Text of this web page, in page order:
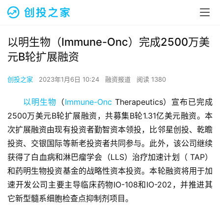
以明生物（Immune-Onc）完成2500万美
元B轮扩展融资
创投之家 2023年1月6日 10:24 融资报道 阅读 1380
以明生物 （Immune-Onc Therapeutics）宣布已完成
2500万美元B轮扩展融资，共募集B轮1.31亿美元融资。本
次扩展融资由现有投资者勤智资本领投，比邻星创投、乾瞻
投资、交银国际等新老投资者共同参与。此外，该公司继续
获得了白血病和淋巴瘤学会（LLS）治疗加速计划（ TAP）
和药明生物投资基金的战略性资本投资。本轮融资将用于加
速开发公司主要主导临床药物IO-108和IO-202，并推进其
它新型髓系细胞检查点抑制剂项目。